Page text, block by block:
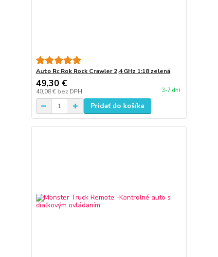
Auto Rc Rok Rock Crawler 2,4 GHz 1:18 zelená
49,30 €
40,08 € bez DPH 3-7 dní
Pridať do košíka